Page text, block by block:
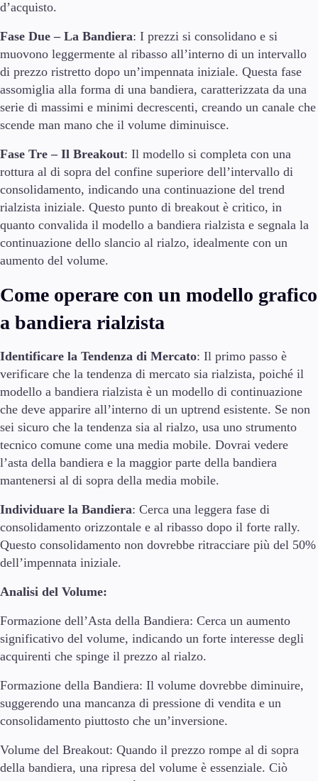
d’acquisto.
Fase Due – La Bandiera: I prezzi si consolidano e si
muovono leggermente al ribasso all’interno di un intervallo
di prezzo ristretto dopo un’impennata iniziale. Questa fase
assomiglia alla forma di una bandiera, caratterizzata da una
serie di massimi e minimi decrescenti, creando un canale che
scende man mano che il volume diminuisce.
Fase Tre – Il Breakout: Il modello si completa con una
rottura al di sopra del confine superiore dell’intervallo di
consolidamento, indicando una continuazione del trend
rialzista iniziale. Questo punto di breakout è critico, in
quanto convalida il modello a bandiera rialzista e segnala la
continuazione dello slancio al rialzo, idealmente con un
aumento del volume.
Come operare con un modello grafico
a bandiera rialzista
Identificare la Tendenza di Mercato: Il primo passo è
verificare che la tendenza di mercato sia rialzista, poiché il
modello a bandiera rialzista è un modello di continuazione
che deve apparire all’interno di un uptrend esistente. Se non
sei sicuro che la tendenza sia al rialzo, usa uno strumento
tecnico comune come una media mobile. Dovrai vedere
l’asta della bandiera e la maggior parte della bandiera
mantenersi al di sopra della media mobile.
Individuare la Bandiera: Cerca una leggera fase di
consolidamento orizzontale e al ribasso dopo il forte rally.
Questo consolidamento non dovrebbe ritracciare più del 50%
dell’impennata iniziale.
Analisi del Volume:
Formazione dell’Asta della Bandiera: Cerca un aumento
significativo del volume, indicando un forte interesse degli
acquirenti che spinge il prezzo al rialzo.
Formazione della Bandiera: Il volume dovrebbe diminuire,
suggerendo una mancanza di pressione di vendita e un
consolidamento piuttosto che un’inversione.
Volume del Breakout: Quando il prezzo rompe al di sopra
della bandiera, una ripresa del volume è essenziale. Ciò